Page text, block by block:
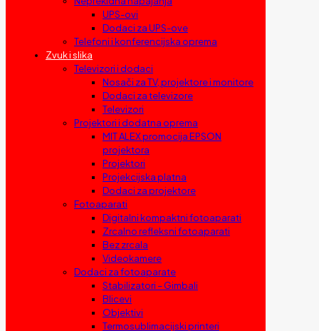
UPS-ovi
Dodaci za UPS-ove
Telefoni i konferencijska oprema
Zvuk i slika
Televizori i dodaci
Nosači za TV, projektore i monitore
Dodaci za televizore
Televizori
Projektori i dodatna oprema
MIT ALEX promocija EPSON
projektora
Projektori
Projekcijska platna
Dodaci za projektore
Fotoaparati
Digitalni kompaktni fotoaparati
Zrcalno refleksni fotoaparati
Bez zrcala
Videokamere
Dodaci za fotoaparate
Stabilizatori – Gimbali
Blicevi
Objektivi
Termosublimacijski printeri